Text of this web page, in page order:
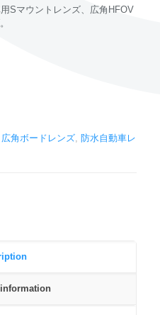
Sマウントレンズ、広角HFOV
広角ボードレンズ 防水自動車レ